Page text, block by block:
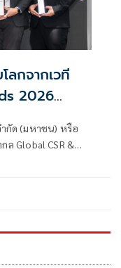
ลกจากเวที
2026
ณค่าร่วมเพื่อ
งยืน
กัด (มหาชน) หรือ
ล Global CSR &